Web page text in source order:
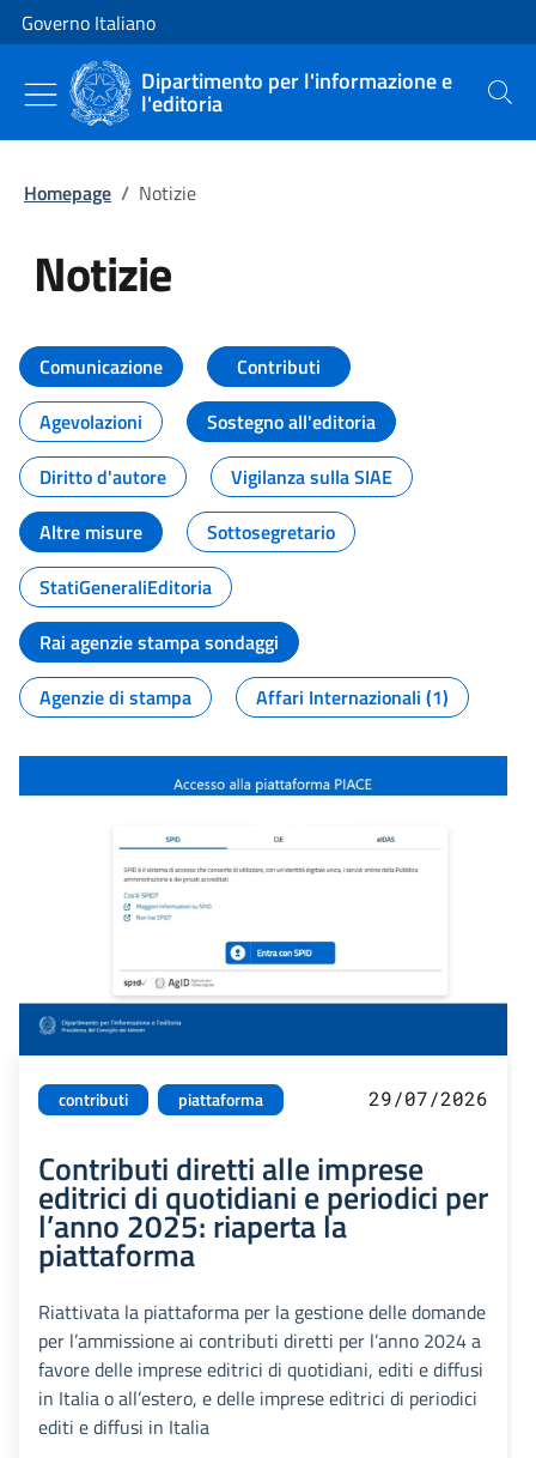
Vai al contenuto
Vai alla navigazione del sito
Governo Italiano
Dipartimento per l'informazione e
l'editoria Cerca
Homepage / Notizie
Notizie
Tutti i contenuti della pagina
Comunicazione
Contributi
Agevolazioni
Sostegno all'editoria
Diritto d'autore
Vigilanza sulla SIAE
Altre misure
Sottosegretario
StatiGeneraliEditoria
Rai agenzie stampa sondaggi
Agenzie di stampa
Affari Internazionali (1)
contributi piattaforma 29/07/2026
Contributi diretti alle imprese
editrici di quotidiani e periodici per
l’anno 2025: riaperta la
piattaforma
Riattivata la piattaforma per la gestione delle domande
per l’ammissione ai contributi diretti per l’anno 2024 a
favore delle imprese editrici di quotidiani, editi e diffusi
in Italia o all’estero, e delle imprese editrici di periodici
editi e diffusi in Italia